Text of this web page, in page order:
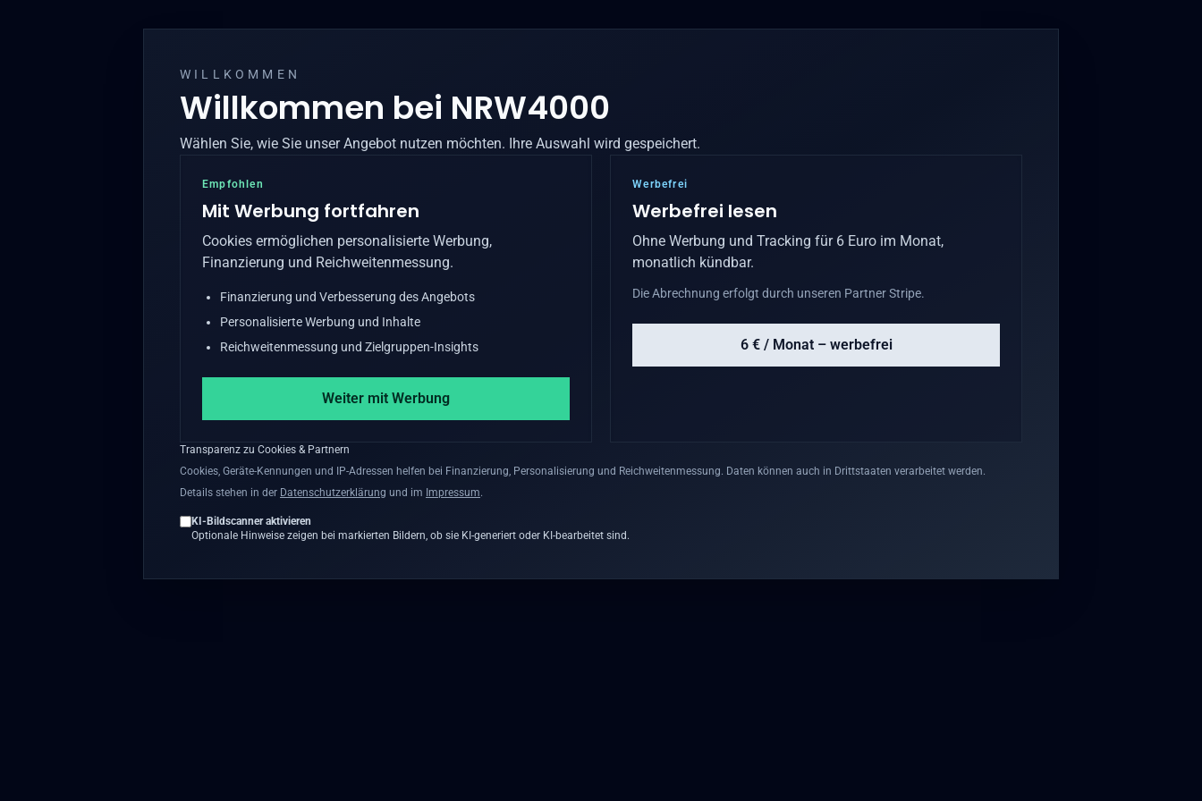
WILLKOMMEN
Willkommen bei NRW4000
Wählen Sie, wie Sie unser Angebot nutzen möchten. Ihre Auswahl wird gespeichert.
Empfohlen
Mit Werbung fortfahren
Cookies ermöglichen personalisierte Werbung,
Finanzierung und Reichweitenmessung.
Finanzierung und Verbesserung des Angebots
Personalisierte Werbung und Inhalte
Reichweitenmessung und Zielgruppen-Insights
Weiter mit Werbung
Werbefrei
Werbefrei lesen
Ohne Werbung und Tracking für 6 Euro im Monat,
monatlich kündbar.
Die Abrechnung erfolgt durch unseren Partner Stripe.
6 € / Monat – werbefrei
Transparenz zu Cookies & Partnern
Cookies, Geräte-Kennungen und IP-Adressen helfen bei Finanzierung, Personalisierung und Reichweitenmessung. Daten können auch in Drittstaaten verarbeitet werden.
Details stehen in der Datenschutzerklärung und im Impressum.
KI-Bildscanner aktivieren
Optionale Hinweise zeigen bei markierten Bildern, ob sie KI-generiert oder KI-bearbeitet sind.